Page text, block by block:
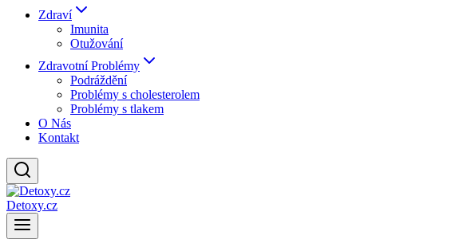
Zdraví
Imunita
Otužování
Zdravotní Problémy
Podráždění
Problémy s cholesterolem
Problémy s tlakem
O Nás
Kontakt
Detoxy.cz